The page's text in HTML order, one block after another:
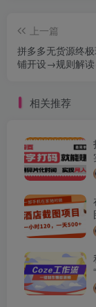
上一篇
拼多多无货源终
铺开设→规则解
相关推荐